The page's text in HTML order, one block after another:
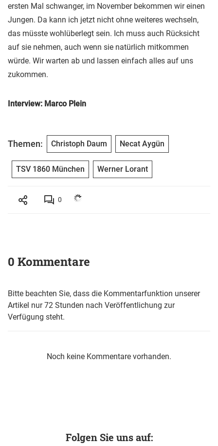
ersten Mal schwanger, im November bekommen wir einen
Jungen. Da kann ich jetzt nicht ohne weiteres wechseln,
das müsste wohlüberlegt sein. Ich muss auch Rücksicht
auf sie nehmen, auch wenn sie natürlich mitkommen
würde. Wir warten ab und lassen einfach alles auf uns
zukommen.
Interview: Marco Plein
Themen: Christoph Daum Necat Aygün
TSV 1860 München Werner Lorant
0
0 Kommentare
Bitte beachten Sie, dass die Kommentarfunktion unserer
Artikel nur 72 Stunden nach Veröffentlichung zur
Verfügung steht.
Noch keine Kommentare vorhanden.
Folgen Sie uns auf: